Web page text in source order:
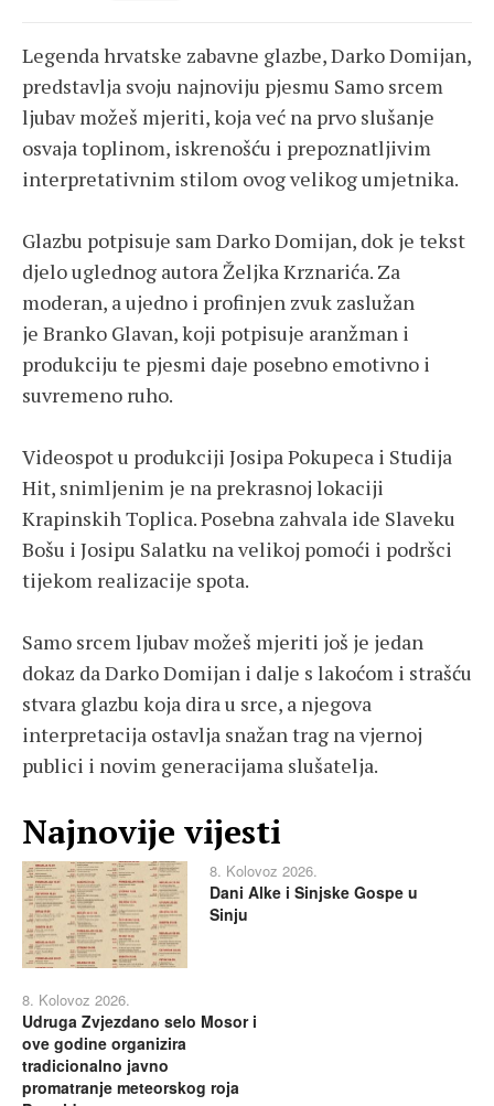
Legenda hrvatske zabavne glazbe, Darko Domijan,
predstavlja svoju najnoviju pjesmu Samo srcem
ljubav možeš mjeriti, koja već na prvo slušanje
osvaja toplinom, iskrenošću i prepoznatljivim
interpretativnim stilom ovog velikog umjetnika.
Glazbu potpisuje sam Darko Domijan, dok je tekst
djelo uglednog autora Željka Krznarića. Za
moderan, a ujedno i profinjen zvuk zaslužan
je Branko Glavan, koji potpisuje aranžman i
produkciju te pjesmi daje posebno emotivno i
suvremeno ruho.
Videospot u produkciji Josipa Pokupeca i Studija
Hit, snimljenim je na prekrasnoj lokaciji
Krapinskih Toplica. Posebna zahvala ide Slaveku
Bošu i Josipu Salatku na velikoj pomoći i podršci
tijekom realizacije spota.
Samo srcem ljubav možeš mjeriti još je jedan
dokaz da Darko Domijan i dalje s lakoćom i strašću
stvara glazbu koja dira u srce, a njegova
interpretacija ostavlja snažan trag na vjernoj
publici i novim generacijama slušatelja.
Najnovije vijesti
8. Kolovoz 2026.
Dani Alke i Sinjske Gospe u
Sinju
8. Kolovoz 2026.
Udruga Zvjezdano selo Mosor i
ove godine organizira
tradicionalno javno
promatranje meteorskog roja